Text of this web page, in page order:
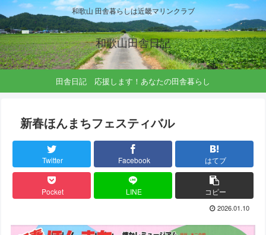
和歌山 田舎暮らしは近畿マリンクラブ
和歌山田舎日記
田舎日記 応援します！あなたの田舎暮らし
新春ほんまちフェスティバル
Twitter Facebook はてブ
Pocket LINE コピー
2026.01.10